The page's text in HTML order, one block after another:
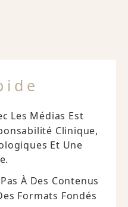
Les Médias Est
Clinique,
Et Une
À Des Contenus
Formats Fondés